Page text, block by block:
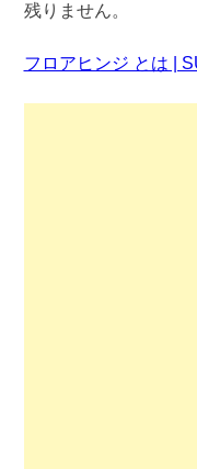
残りません。
フロアヒンジ とは |